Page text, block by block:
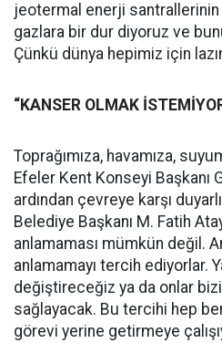
jeotermal enerji santrallerinin
gazlara bir dur diyoruz ve
Çünkü dünya hepimiz için
“KANSER OLMAK
Toprağımıza, havamıza,
Efeler Kent Konseyi Başkanı
ardından çevreye karşı
Belediye Başkanı M. Fatih
anlamaması mümkün değil.
anlamamayı tercih ediyorlar.
değiştireceğiz ya da onlar
sağlayacak. Bu tercihi hep
görevi yerine getirmeye